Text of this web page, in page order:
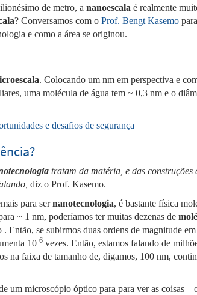
de metro, a nanoescala é realmente
? Conversamos com o Prof. Bengt Kasemo
e como a área se originou.
. Colocando um nm em perspectiva e
uma molécula de água tem ~ 0,3 nm e o
e desafios de segurança
tratam da matéria, e das construções
diz o Prof. Kasemo.
para sernanotecnologia, é bastante física
~ 1 nm, poderíamos ter muitas dezenas de
. Então, se subirmos duas ordens de magnitude em
10 6 vezes. Então, estamos falando de
na faixa de tamanho de, digamos, 100 nm,
um microscópio óptico para para ver as coisas –